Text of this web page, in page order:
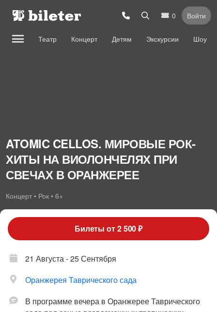
0 Войти
Театр Концерт Детям Экскурсии Шоу
ATOMIC CELLOS. МИРОВЫЕ РОК-
ХИТЫ НА ВИОЛОНЧЕЛЯХ ПРИ
СВЕЧАХ В ОРАНЖЕРЕЕ
Концерт • Рок • 6+
Билеты от 2 500 ₽
21 Августа - 25 Сентября
Оранжерея Таврического сада
В программе вечера в Оранжерее Таврического